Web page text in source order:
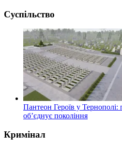
Суспільство
Пантеон Героїв у Тернополі:
об’єднує покоління
Кримінал